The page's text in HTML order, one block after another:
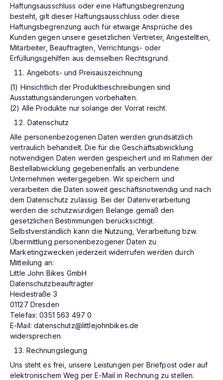
Haftungsausschluss oder eine Haftungsbegrenzung
besteht, gilt dieser Haftungsausschluss oder diese
Haftungsbegrenzung auch für etwaige Ansprüche des
Kunden gegen unsere gesetzlichen Vertreter, Angestellten,
Mitarbeiter, Beauftragten, Verrichtungs- oder
Erfüllungsgehilfen aus demselben Rechtsgrund.
Angebots- und Preisauszeichnung
(1) Hinsichtlich der Produktbeschreibungen sind
Ausstattungsänderungen vorbehalten.
(2) Alle Produkte nur solange der Vorrat reicht.
Datenschutz
Alle personenbezogenen Daten werden grundsätzlich
vertraulich behandelt. Die für die Geschäftsabwicklung
notwendigen Daten werden gespeichert und im Rahmen der
Bestellabwicklung gegebenenfalls an verbundene
Unternehmen weitergegeben. Wir speichern und
verarbeiten die Daten soweit geschäftsnotwendig und nach
dem Datenschutz zulässig. Bei der Datenverarbeitung
werden die schutzwürdigen Belange gemäß den
gesetzlichen Bestimmungen berücksichtigt.
Selbstverständlich kann die Nutzung, Verarbeitung bzw.
Übermittlung personenbezogener Daten zu
Marketingzwecken jederzeit widerrufen werden durch
Mitteilung an:
Little John Bikes GmbH
Datenschutzbeauftragter
Heidestraße 3
01127 Dresden
Telefax: 0351 563 497 0
E-Mail:datenschutz@littlejohnbikes.de
widersprechen.
Rechnungslegung
Uns steht es frei, unsere Leistungen per Briefpost oder auf
elektronischem Weg per E-Mail in Rechnung zu stellen.